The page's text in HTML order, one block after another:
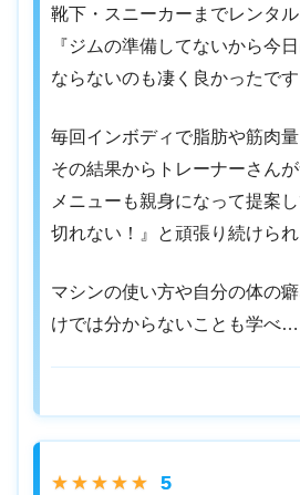
靴下・スニーカーまでレンタ
『ジムの準備してないから今
ならないのも凄く良かったです
毎回インボディで脂肪や筋肉
その結果からトレーナーさん
メニューも親身になって提案
切れない！』と頑張り続けら
マシンの使い方や自分の体の
けでは分からないことも学べ…
★★★★★ 5